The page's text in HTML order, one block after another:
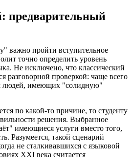
предварительный
важно пройти вступительное
точно определить уровень
Не исключено, что классический
разговорной проверкой: чаще всего
людей, имеющих "солидную"
по какой-то причине, то студенту
решения. Выбранное
имеющиеся услуги вместо того,
Разумеется, такой сценарий
не сталкивавшихся с языковой
XXI века считается